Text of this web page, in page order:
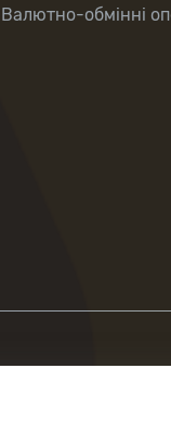
Валютно-обмінні